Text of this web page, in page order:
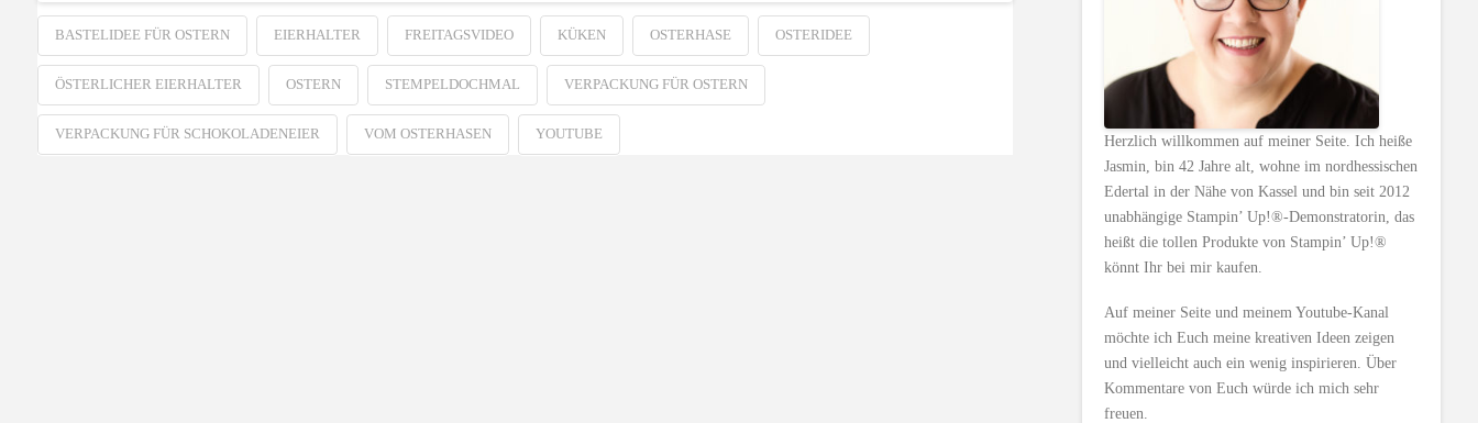
BASTELIDEE FÜR OSTERN EIERHALTER FREITAGSVIDEO KÜKEN OSTERHASE OSTERIDEE
ÖSTERLICHER EIERHALTER OSTERN STEMPELDOCHMAL VERPACKUNG FÜR OSTERN
VERPACKUNG FÜR SCHOKOLADENEIER VOM OSTERHASEN YOUTUBE
Herzlich willkommen auf meiner Seite. Ich heiße
Jasmin, bin 42 Jahre alt, wohne im nordhessischen
Edertal in der Nähe von Kassel und bin seit 2012
unabhängige Stampin’ Up!®-Demonstratorin, das
heißt die tollen Produkte von Stampin’ Up!®
könnt Ihr bei mir kaufen.
Auf meiner Seite und meinem Youtube-Kanal
möchte ich Euch meine kreativen Ideen zeigen
und vielleicht auch ein wenig inspirieren. Über
Kommentare von Euch würde ich mich sehr
freuen.